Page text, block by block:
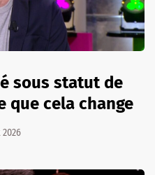
sous statut de
que cela change